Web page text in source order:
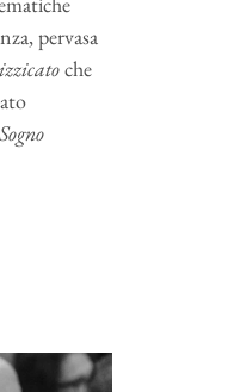
pervasa
che